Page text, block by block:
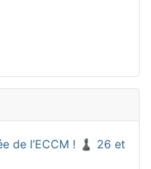
de l’ECCM ! ♟️ 26 et